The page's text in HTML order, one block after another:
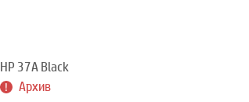
HP 37A Black
Архив